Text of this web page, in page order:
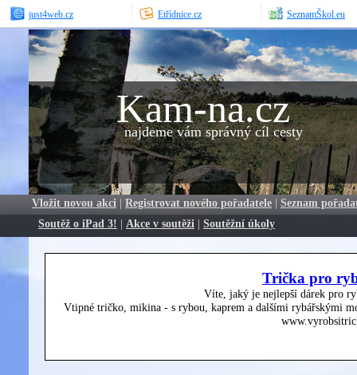
just4web.cz Etřídnice.cz SeznamŠkol.eu
Kam-na.cz
najdeme vám správný cíl cesty
Vložit novou akci | Registrovat nového pořadatele | Seznam
Soutěž o iPad 3! | Akce v soutěži | Soutěžní úkoly
Trička pro
Víte, jaký je nejlepší dárek pro
Vtipné tričko, mikina - s rybou, kaprem a dalšími rybářskými